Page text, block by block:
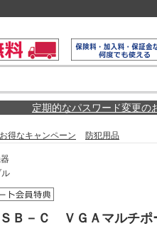
定期的なパスワード変更の
お得なキャンペーン 防犯用品
ル
Ｂ－Ｃ ＶＧＡマルチポ